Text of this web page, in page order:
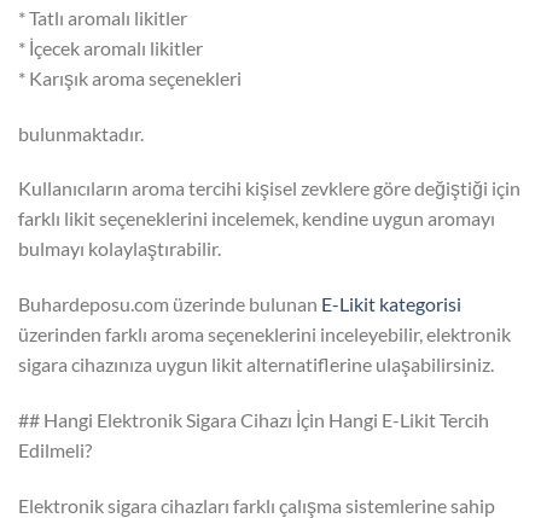
* Tatlı aromalı likitler
* İçecek aromalı likitler
* Karışık aroma seçenekleri
bulunmaktadır.
Kullanıcıların aroma tercihi kişisel zevklere göre değiştiği için
farklı likit seçeneklerini incelemek, kendine uygun aromayı
bulmayı kolaylaştırabilir.
Buhardeposu.com üzerinde bulunan E-Likit kategorisi
üzerinden farklı aroma seçeneklerini inceleyebilir, elektronik
sigara cihazınıza uygun likit alternatiflerine ulaşabilirsiniz.
## Hangi Elektronik Sigara Cihazı İçin Hangi E-Likit Tercih
Edilmeli?
Elektronik sigara cihazları farklı çalışma sistemlerine sahip